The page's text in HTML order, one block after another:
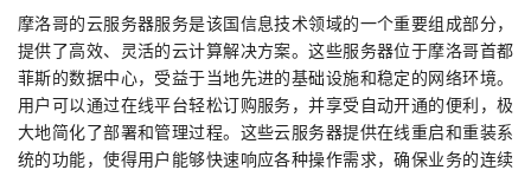
摩洛哥的云服务器服务是该国信息技术领域的一个重要组成部分，
提供了高效、灵活的云计算解决方案。这些服务器位于摩洛哥首都
菲斯的数据中心，受益于当地先进的基础设施和稳定的网络环境。
用户可以通过在线平台轻松订购服务，并享受自动开通的便利，极
大地简化了部署和管理过程。这些云服务器提供在线重启和重装系
统的功能，使得用户能够快速响应各种操作需求，确保业务的连续